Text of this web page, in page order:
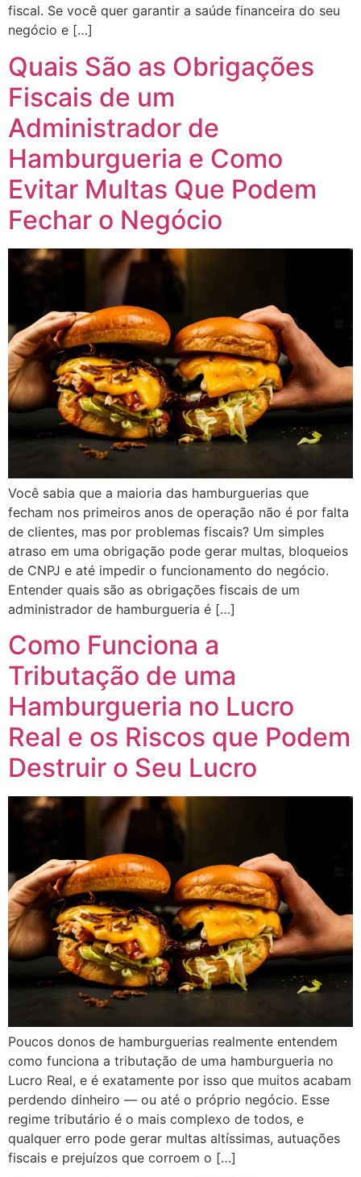
fiscal. Se você quer garantir a saúde financeira do seu
negócio e […]
Quais São as Obrigações
Fiscais de um
Administrador de
Hamburgueria e Como
Evitar Multas Que Podem
Fechar o Negócio
Você sabia que a maioria das hamburguerias que
fecham nos primeiros anos de operação não é por falta
de clientes, mas por problemas fiscais? Um simples
atraso em uma obrigação pode gerar multas, bloqueios
de CNPJ e até impedir o funcionamento do negócio.
Entender quais são as obrigações fiscais de um
administrador de hamburgueria é […]
Como Funciona a
Tributação de uma
Hamburgueria no Lucro
Real e os Riscos que Podem
Destruir o Seu Lucro
Poucos donos de hamburguerias realmente entendem
como funciona a tributação de uma hamburgueria no
Lucro Real, e é exatamente por isso que muitos acabam
perdendo dinheiro — ou até o próprio negócio. Esse
regime tributário é o mais complexo de todos, e
qualquer erro pode gerar multas altíssimas, autuações
fiscais e prejuízos que corroem o […]